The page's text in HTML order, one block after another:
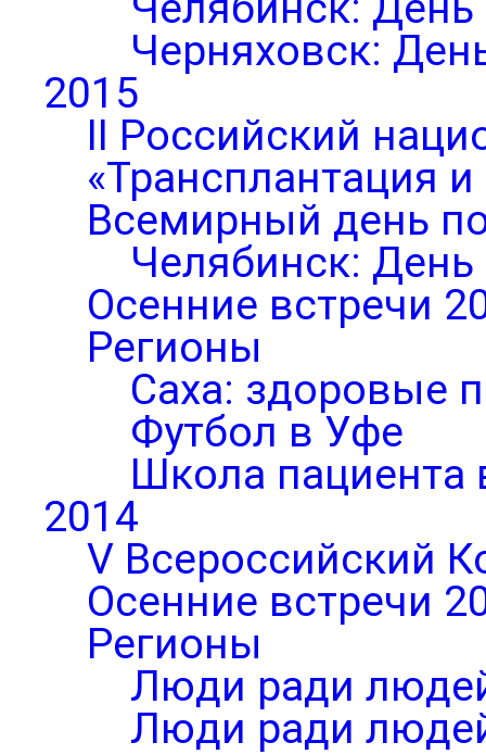
Черняховск:
2015
II Российский
«Трансплантация
Всемирный день
Челябинск: День
Осенние встречи
Регионы
Саха: здоровые
Футбол в Уфе
Школа пациента
2014
V Всероссийский
Осенние встречи
Регионы
Люди ради
Люди ради